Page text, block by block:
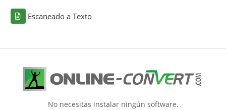
Escaneado a Texto
No necesitas instalar ningún software.